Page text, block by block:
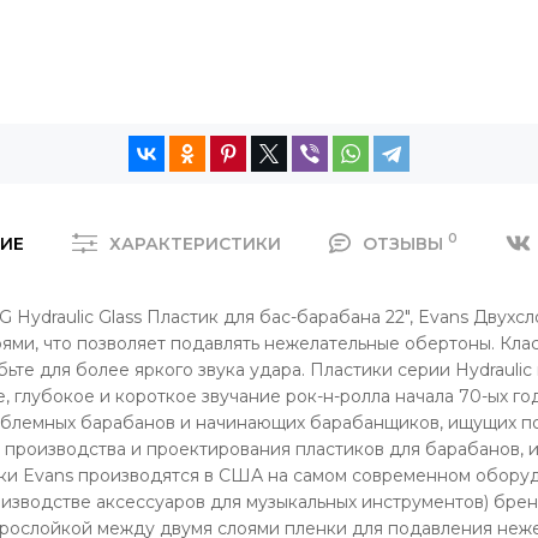
ХАРАКТЕРИСТИКИ ОТЗЫВЫ 0
Hydraulic Glass Пластик для бас-барабана 22", Evans
что позволяет подавлять нежелательные обертоны.
для более яркого звука удара. Пластики серии
и короткое звучание рок-н-ролла начала 70-ых
барабанов и начинающих барабанщиков, ищущих
и проектирования пластиков для
Evans производятся в США на самом современном
аксессуаров для музыкальных инструментов)
между двумя слоями пленки для подавления